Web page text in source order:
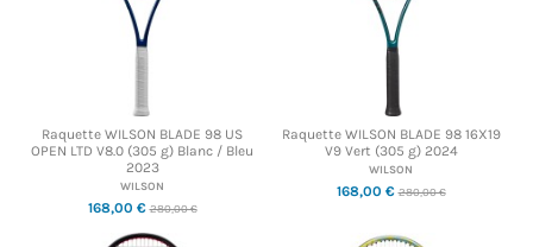
Raquette WILSON BLADE 98 US
OPEN LTD V8.0 (305 g) Blanc / Bleu
2023
WILSON
168,00 €280,00 €
Raquette WILSON BLADE 98 16X19
V9 Vert (305 g) 2024
WILSON
168,00 €280,00 €